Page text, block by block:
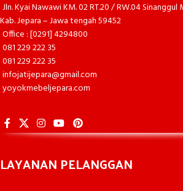
Jln. Kyai Nawawi KM. 02 RT.20 / RW.04
Kab. Jepara – Jawa tengah 59452
Office : [0291] 4294800
081 229 222 35
081 229 222 35
infojatijepara@gmail.com
yoyokmebeljepara.com
LAYANAN PELANGGAN